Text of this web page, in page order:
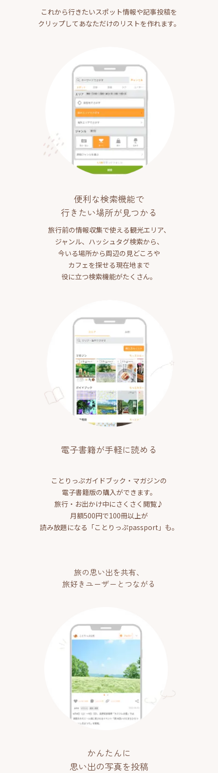
これから行きたいスポット情報や記事投稿を
クリップしてあなただけのリストを作れます。
便利な検索機能で
行きたい場所が見つかる
旅行前の情報収集で使える観光エリア、
ジャンル、ハッシュタグ検索から、
今いる場所から周辺の見どころや
カフェを探せる現在地まで
役に立つ検索機能がたくさん。
電子書籍が手軽に読める
ことりっぷガイドブック・マガジンの
電子書籍版の購入ができます。
旅行・お出かけ中にさくさく閲覧♪
月額500円で100冊以上が
読み放題になる「ことりっぷpassport」も。
旅の思い出を共有、
旅好きユーザーとつながる
かんたんに
思い出の写真を投稿